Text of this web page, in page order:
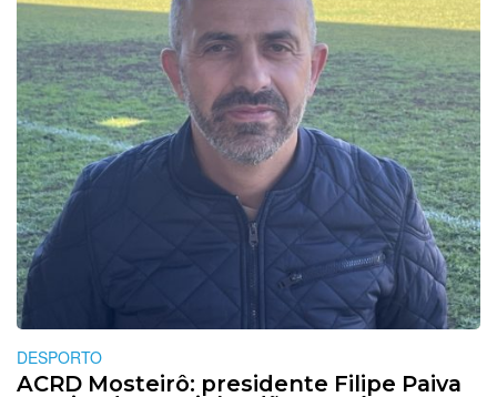
DESPORTO
ACRD Mosteirô: presidente Filipe Paiva